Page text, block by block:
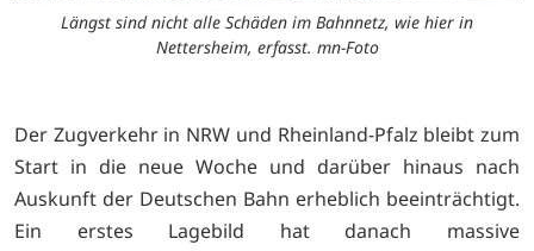
Längst sind nicht alle Schäden im Bahnnetz, wie hier in
Nettersheim, erfasst. mn-Foto
Der Zugverkehr in NRW und Rheinland-Pfalz bleibt zum
Start in die neue Woche und darüber hinaus nach
Auskunft der Deutschen Bahn erheblich beeinträchtigt.
Ein erstes Lagebild hat danach massive